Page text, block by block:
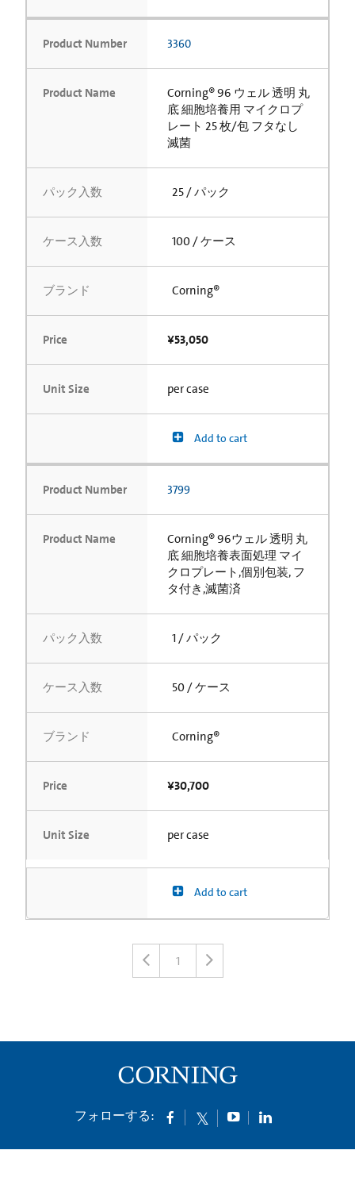
Product Number 3360
Product Name
Corning® 96 ウェル 透明 丸
底 細胞培養用 マイクロプ
レート 25 枚/包 フタなし
滅菌
パック入数 25 / パック
ケース入数 100 / ケース
ブランド Corning®
Price ¥53,050
Unit Size per case
Add to cart
Product Number 3799
Product Name
Corning® 96ウェル 透明 丸
底 細胞培養表面処理 マイ
クロプレート,個別包装, フ
タ付き,滅菌済
パック入数 1 / パック
ケース入数 50 / ケース
ブランド Corning®
Price ¥30,700
Unit Size per case
Add to cart
1
フォローする: